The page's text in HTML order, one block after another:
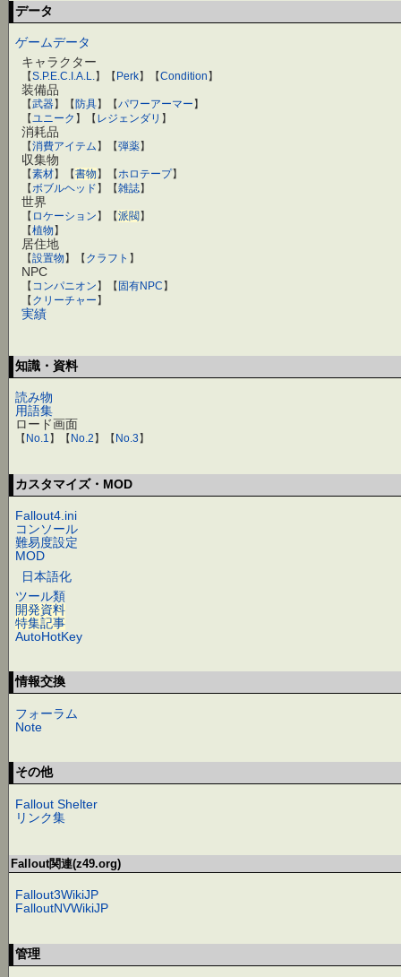
データ
ゲームデータ
キャラクター
【S.P.E.C.I.A.L.】【 Perk】【Condition 】
装備品
【武器】【 防具】【パワーアーマー 】
【ユニーク 】【 レジェンダリ 】
消耗品
【消費アイテム 】【弾薬】
収集物
【素材】【書物 】【ホロテープ】
【ボブルヘッド 】【雑誌】
世界
【 ロケーション 】【派閥 】
【植物 】
居住地
【設置物 】【 クラフト 】
NPC
【 コンパニオン 】【 固有NPC 】
【 クリーチャー 】
実績
知識・資料
読み物
用語集
ロード画面
【 No.1 】【 No.2 】【 No.3 】
カスタマイズ・MOD
Fallout4.ini
コンソール
難易度設定
MOD
日本語化
ツール類
開発資料
特集記事
AutoHotKey
情報交換
フォーラム
Note
その他
Fallout Shelter
リンク集
Fallout関連(z49.org)
Fallout3WikiJP
FalloutNVWikiJP
管理